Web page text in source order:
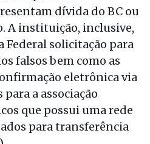
dívida do BC ou
A instituição, inclusive,
Federal solicitação para
falsos bem como as
eletrônica via
a associação
que possui uma rede
para transferência